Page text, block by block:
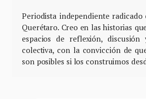
Periodista independiente
Querétaro. Creo en las historias
espacios de reflexión, discusión
colectiva, con la convicción de
son posibles si los construimos